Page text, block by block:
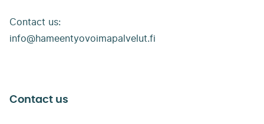
Contact us:
info@hameentyovoimapalvelut.fi
Contact us